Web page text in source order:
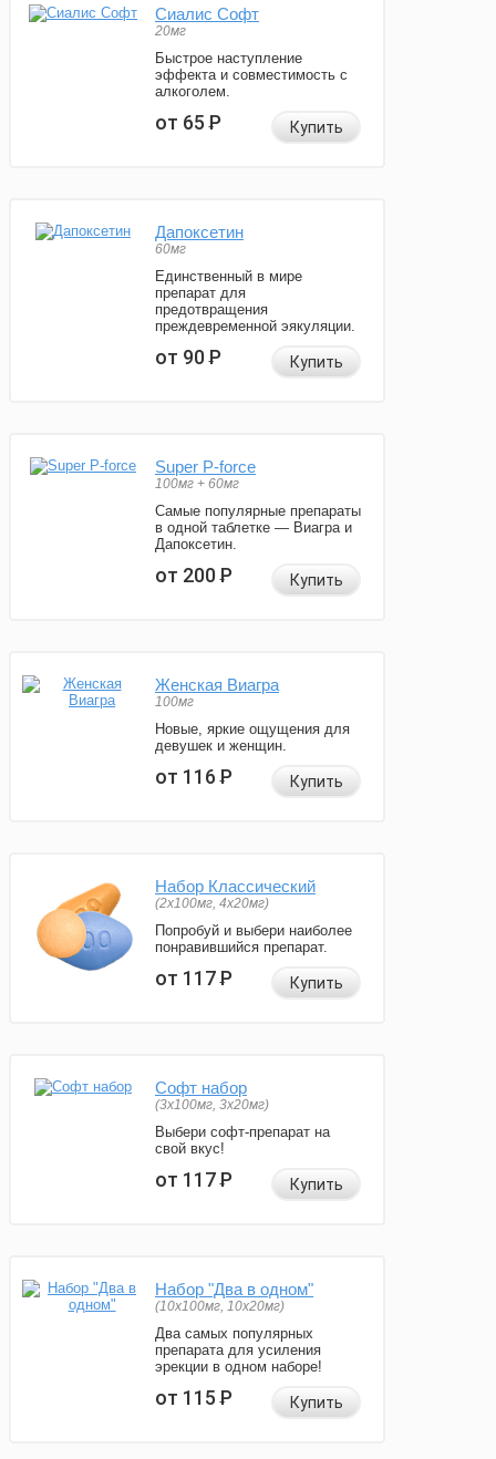
Сиалис Софт
20мг
Быстрое наступление
эффекта и совместимость с
алкоголем.
от 65Р Купить
Дапоксетин
60мг
Единственный в мире
препарат для
предотвращения
преждевременной эякуляции.
от 90Р Купить
Super P-force
100мг + 60мг
Самые популярные препараты
в одной таблетке — Виагра и
Дапоксетин.
от 200Р Купить
Женская Виагра
100мг
Новые, яркие ощущения для
девушек и женщин.
от 116Р Купить
Набор Классический
(2x100мг, 4x20мг)
Попробуй и выбери наиболее
понравившийся препарат.
от 117Р Купить
Софт набор
(3x100мг, 3x20мг)
Выбери софт-препарат на
свой вкус!
от 117Р Купить
Набор "Два в одном"
(10x100мг, 10x20мг)
Два самых популярных
препарата для усиления
эрекции в одном наборе!
от 115Р Купить